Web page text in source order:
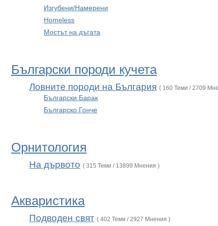
Изгубени/Намерени
Homeless
Мостът на дъгата
Български породи кучета
Ловните породи на България ( 160 Теми / 2709
Български Барак
Българско Гонче
Орнитология
На дървото ( 315 Теми / 13899 Мнения )
Акваристика
Подводен свят ( 402 Теми / 2927 Мнения )